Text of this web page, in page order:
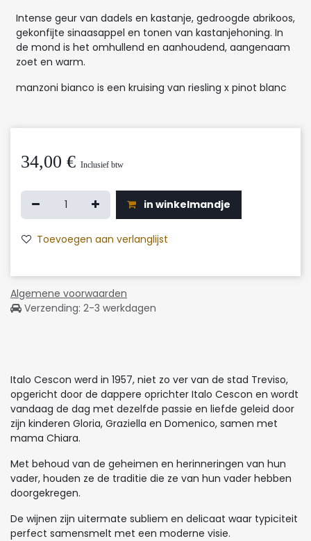
Intense geur van dadels en kastanje, gedroogde abrikoos,
gekonfijte sinaasappel en tonen van kastanjehoning. In
de mond is het omhullend en aanhoudend, aangenaam
zoet en warm.
manzoni bianco is een kruising van riesling x pinot blanc
34,00 € Inclusief btw
in winkelmandje
Toevoegen aan verlanglijst
Algemene voorwaarden
Verzending: 2-3 werkdagen
Italo Cescon werd in 1957, niet zo ver van de stad Treviso,
opgericht door de dappere oprichter Italo Cescon en wordt
vandaag de dag met dezelfde passie en liefde geleid door
zijn kinderen Gloria, Graziella en Domenico, samen met
mama Chiara.
Met behoud van de geheimen en herinneringen van hun
vader, houden ze de traditie die ze van hun vader hebben
doorgekregen.
De wijnen zijn uitermate subliem en delicaat waar typiciteit
perfect samensmelt met een moderne visie.